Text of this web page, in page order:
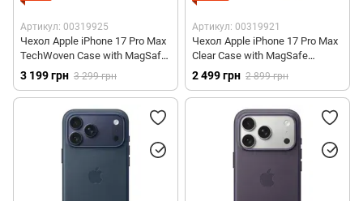
Артикул: 00319925
Чехол Apple iPhone 17 Pro Max
TechWoven Case with MagSafe
- Sienna (MGFC4)
3 199 грн 3 299 грн
Артикул: 00319921
Чехол Apple iPhone 17 Pro Max
Clear Case with MagSafe
(MGFW4)
2 499 грн 2 899 грн